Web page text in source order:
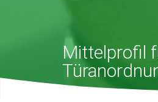
Mittelprofil